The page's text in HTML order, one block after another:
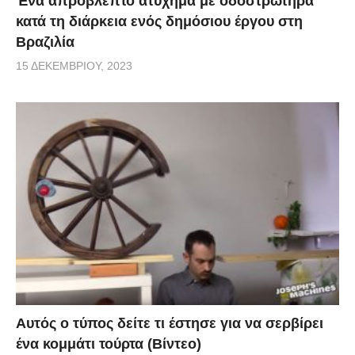
κατά τη διάρκεια ενός δημόσιου έργου στη
Βραζιλία
15 ΔΕΚΕΜΒΡΊΟΥ, 2023
Αυτός ο τύπος δείτε τι έστησε για να σερβίρει
ένα κομμάτι τούρτα (Βίντεο)